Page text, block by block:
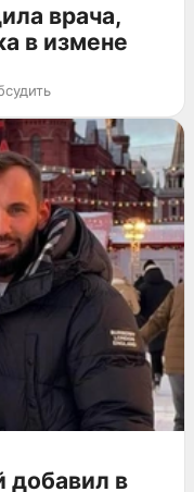
врача,
в измене
добавил в